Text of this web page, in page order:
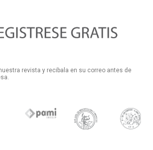
revista y recibala en su correo antes de